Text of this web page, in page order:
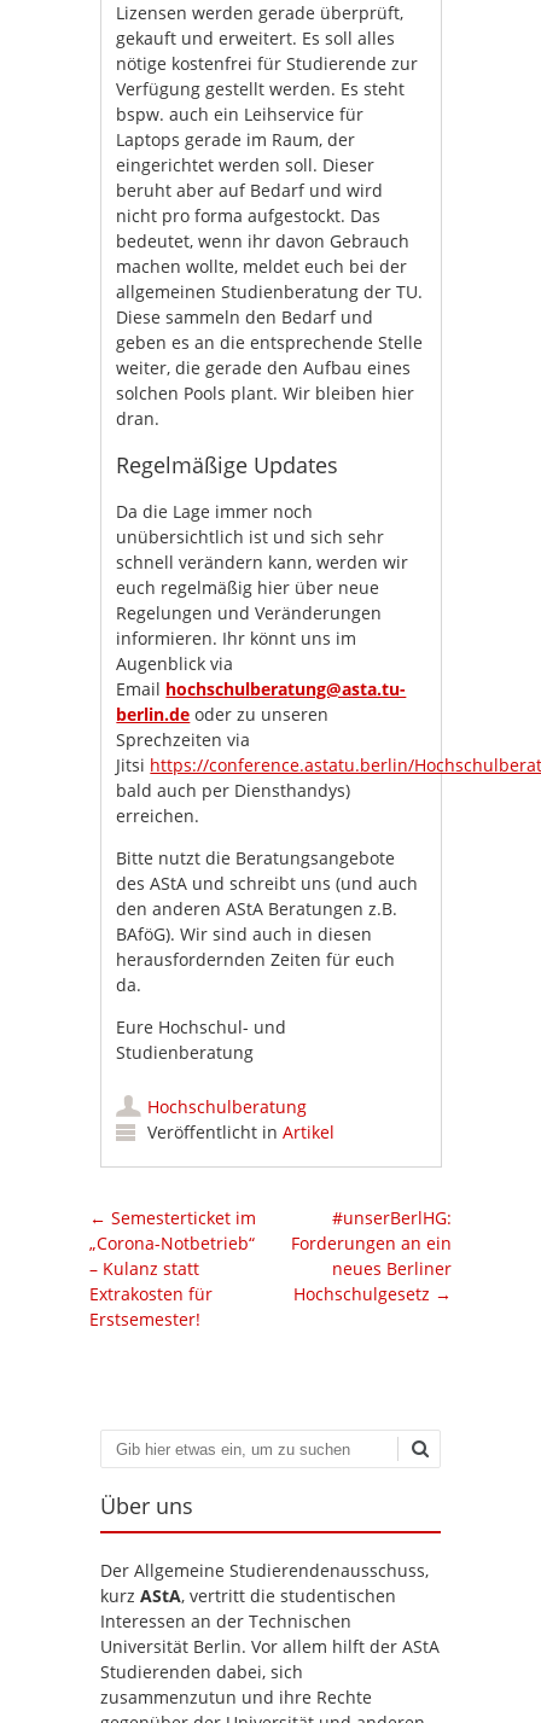
Lizensen werden gerade überprüft,
gekauft und erweitert. Es soll alles
nötige kostenfrei für Studierende zur
Verfügung gestellt werden. Es steht
bspw. auch ein Leihservice für
Laptops gerade im Raum, der
eingerichtet werden soll. Dieser
beruht aber auf Bedarf und wird
nicht pro forma aufgestockt. Das
bedeutet, wenn ihr davon Gebrauch
machen wollte, meldet euch bei der
allgemeinen Studienberatung der TU.
Diese sammeln den Bedarf und
geben es an die entsprechende Stelle
weiter, die gerade den Aufbau eines
solchen Pools plant. Wir bleiben hier
dran.
Regelmäßige Updates
Da die Lage immer noch
unübersichtlich ist und sich sehr
schnell verändern kann, werden wir
euch regelmäßig hier über neue
Regelungen und Veränderungen
informieren. Ihr könnt uns im
Augenblick via
Email hochschulberatung@asta.tu-
berlin.de oder zu unseren
Sprechzeiten via
Jitsi https://conference.astatu.berlin/
bald auch per Diensthandys)
erreichen.
Bitte nutzt die Beratungsangebote
des AStA und schreibt uns (und auch
den anderen AStA Beratungen z.B.
BAföG). Wir sind auch in diesen
herausfordernden Zeiten für euch
da.
Eure Hochschul- und
Studienberatung
Hochschulberatung
Veröffentlicht inArtikel
Artikel-Navigation
← Semesterticket im
„Corona-Notbetrieb“
– Kulanz statt
Extrakosten für
Erstsemester!
#unserBerlHG:
Forderungen an ein
neues Berliner
Hochschulgesetz →
Suchen
Über uns
Der Allgemeine Studierendenausschuss,
kurz AStA, vertritt die studentischen
Interessen an der Technischen
Universität Berlin. Vor allem hilft der AStA
Studierenden dabei, sich
zusammenzutun und ihre Rechte